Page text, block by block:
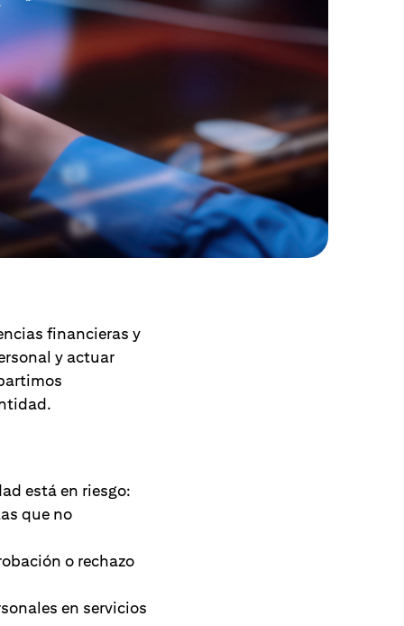
financieras y
y actuar
está en riesgo:
que no
o rechazo
en servicios